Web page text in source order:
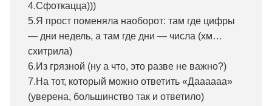
4.Сфоткацца)))
5.Я прост поменяла наоборот: там где цифры
— дни недель, а там где дни — числа (хм…
схитрила)
6.Из грязной (ну а что, это разве не важно?)
7.На тот, который можно ответить «Даааааа»
(уверена, большинство так и ответило)